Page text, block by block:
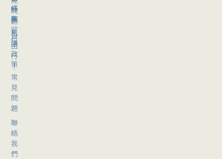
行
團
留
位
問
題
自
由
行
｜
常
見
問
題
聯
絡
我
們
條
款
私
隱
政
策